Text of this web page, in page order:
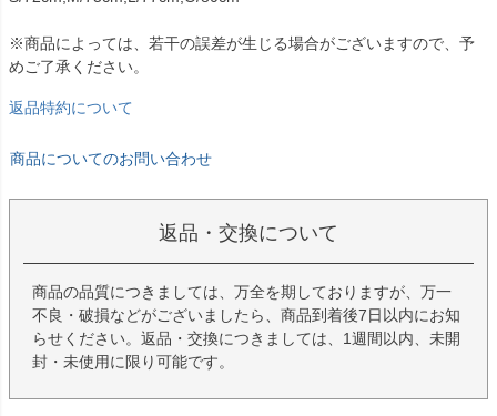
※商品によっては、若干の誤差が生じる場合がございますので、予
めご了承ください。
返品特約について
商品についてのお問い合わせ
返品・交換について
商品の品質につきましては、万全を期しておりますが、万一
不良・破損などがございましたら、商品到着後7日以内にお知
らせください。返品・交換につきましては、1週間以内、未開
封・未使用に限り可能です。